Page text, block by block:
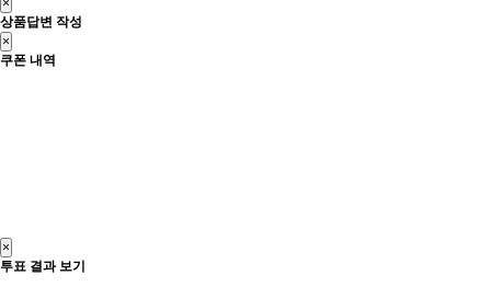
×
상품답변 작성
×
쿠폰 내역
×
투표 결과 보기